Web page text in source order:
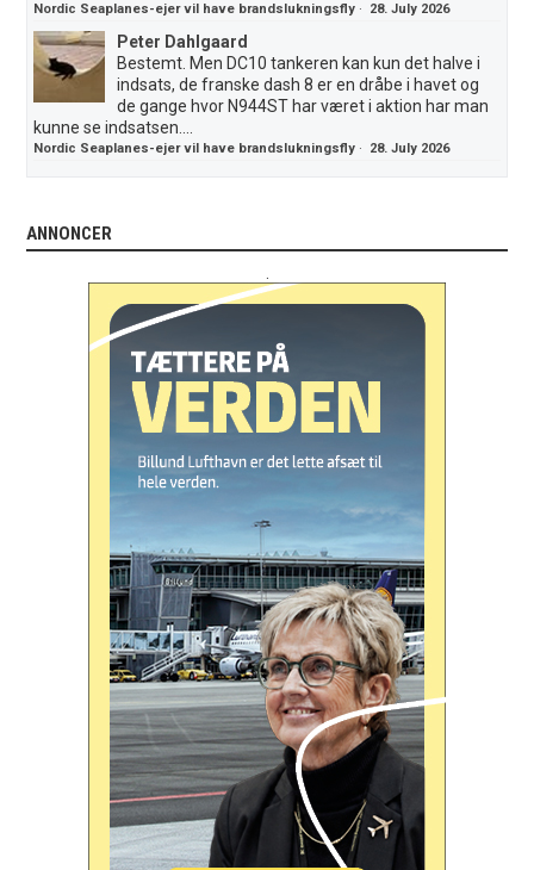
Nordic Seaplanes-ejer vil have brandslukningsfly · 28. July 2026
Peter Dahlgaard
Bestemt. Men DC10 tankeren kan kun det halve i
indsats, de franske dash 8 er en dråbe i havet og
de gange hvor N944ST har været i aktion har man
kunne se indsatsen....
Nordic Seaplanes-ejer vil have brandslukningsfly · 28. July 2026
ANNONCER
.